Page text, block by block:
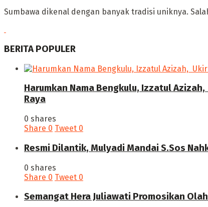
‎Sumbawa dikenal dengan banyak tradisi uniknya.
BERITA POPULER
Harumkan Nama Bengkulu, Izzatul
Raya
0 shares
Share 0 Tweet 0
Resmi Dilantik, Mulyadi Mandai S.Sos
0 shares
Share 0 Tweet 0
Semangat Hera Juliawati Promosikan